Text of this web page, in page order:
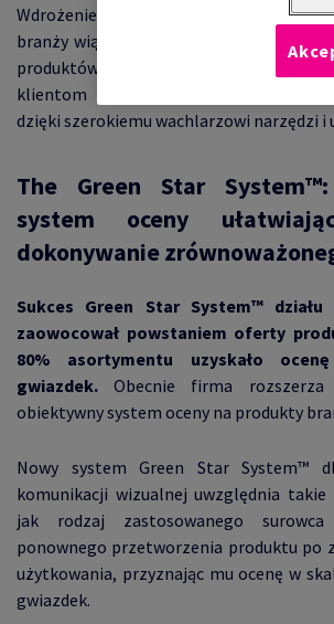
Wdrożenie ekologicznie
branży wiąże się z zachętą do
produktów oraz stworzeniem ram,
klientom przygotowanie się na
dzięki szerokiemu wachlarzowi narzędzi i
The Green Star System™:
system oceny
dokonywanie
Sukces Green Star System™ działu
zaowocował powstaniem oferty
80% asortymentu uzyskało
gwiazdek.Obecnie
firma
obiektywny system oceny na produkty
Nowy system Green Star System™
komunikacji wizualnej uwzględnia takie
jak rodzaj zastosowanego
ponownego przetworzenia produktu po
użytkowania, przyznając mu ocenę w
gwiazdek.